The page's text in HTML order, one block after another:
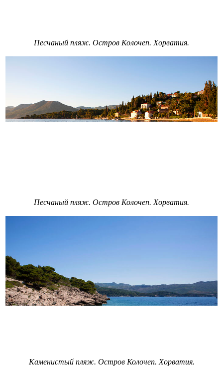
Песчаный пляж. Остров Колочеп. Хорватия.
Песчаный пляж. Остров Колочеп. Хорватия.
Каменистый пляж. Остров Колочеп. Хорватия.